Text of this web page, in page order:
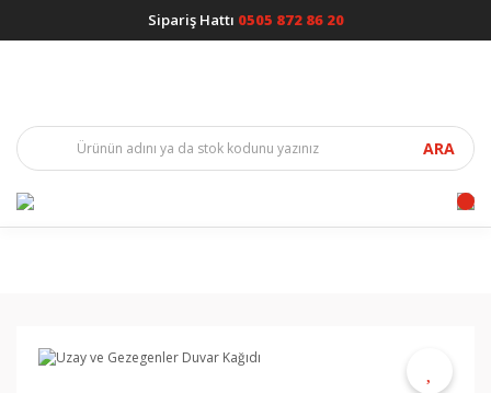
Sipariş Hattı 0505 872 86 20
ARA